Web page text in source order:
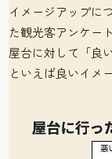
イメージアップに
た観光客アンケー
屋台に対して「良
といえば良いイメ